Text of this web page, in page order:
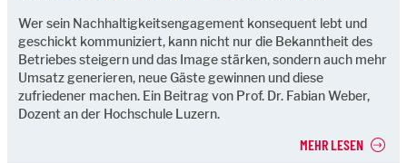
Wer sein Nachhaltigkeitsengagement konsequent lebt und
geschickt kommuniziert, kann nicht nur die Bekanntheit des
Betriebes steigern und das Image stärken, sondern auch mehr
Umsatz generieren, neue Gäste gewinnen und diese
zufriedener machen. Ein Beitrag von Prof. Dr. Fabian Weber,
Dozent an der Hochschule Luzern.
MEHR LESEN